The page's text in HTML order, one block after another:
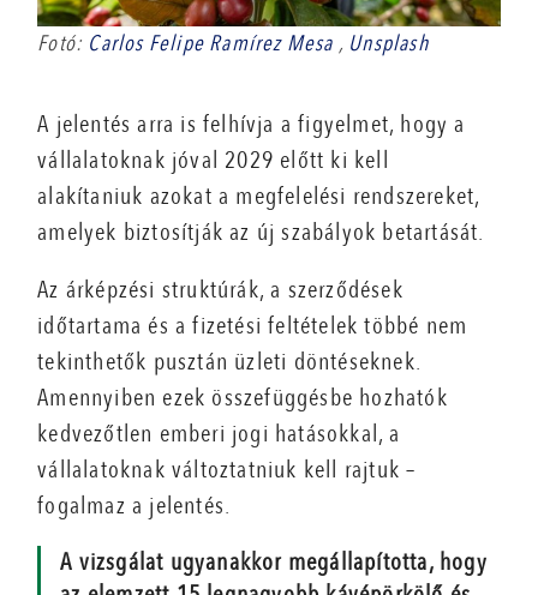
Fotó: Carlos Felipe Ramírez Mesa , Unsplash
A jelentés arra is felhívja a figyelmet, hogy a
vállalatoknak jóval 2029 előtt ki kell
alakítaniuk azokat a megfelelési rendszereket,
amelyek biztosítják az új szabályok betartását.
Az árképzési struktúrák, a szerződések
időtartama és a fizetési feltételek többé nem
tekinthetők pusztán üzleti döntéseknek.
Amennyiben ezek összefüggésbe hozhatók
kedvezőtlen emberi jogi hatásokkal, a
vállalatoknak változtatniuk kell rajtuk –
fogalmaz a jelentés.
A vizsgálat ugyanakkor megállapította, hogy